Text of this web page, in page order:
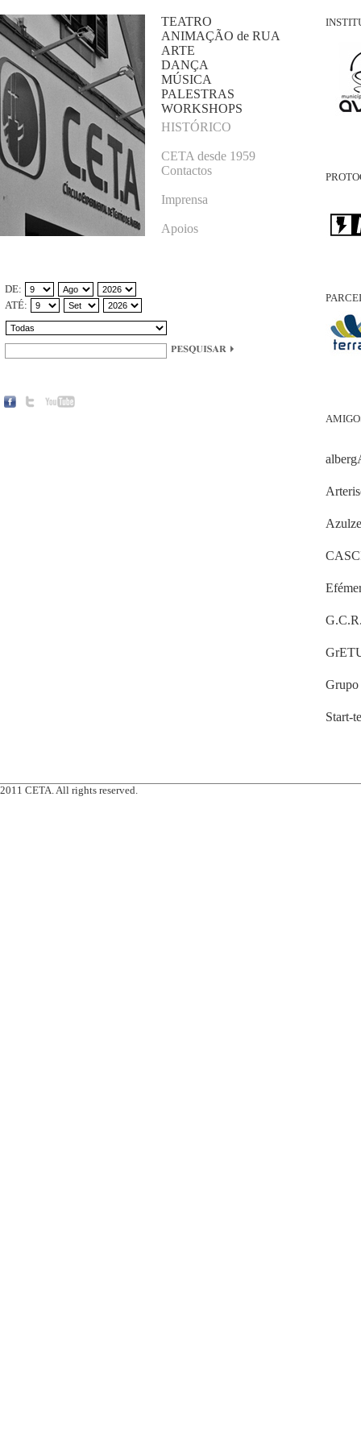
TEATRO
ANIMAÇÃO de RUA
ARTE
DANÇA
MÚSICA
PALESTRAS
WORKSHOPS
HISTÓRICO
CETA desde 1959
Contactos
Imprensa
Apoios
DE:
ATÉ:
Grupo
Start-
2011 CETA. All rights reserved.